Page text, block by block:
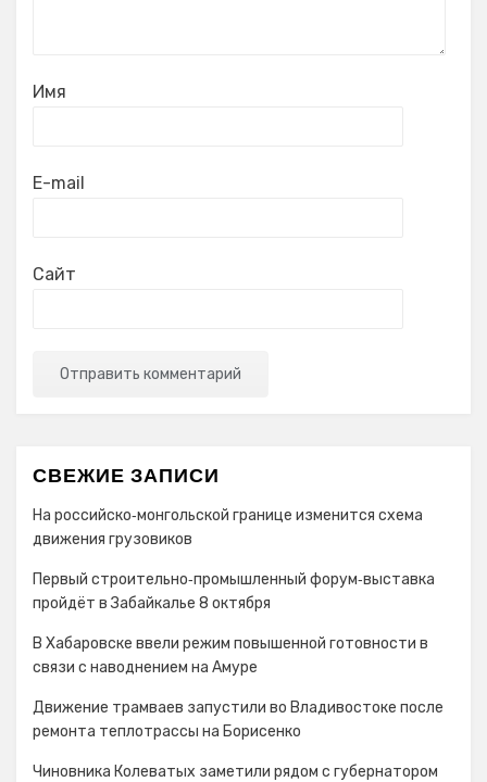
Имя
E-mail
Сайт
СВЕЖИЕ ЗАПИСИ
На российско‑монгольской границе изменится схема
движения грузовиков
Первый строительно‑промышленный форум‑выставка
пройдёт в Забайкалье 8 октября
В Хабаровске ввели режим повышенной готовности в
связи с наводнением на Амуре
Движение трамваев запустили во Владивостоке после
ремонта теплотрассы на Борисенко
Чиновника Колеватых заметили рядом с губернатором